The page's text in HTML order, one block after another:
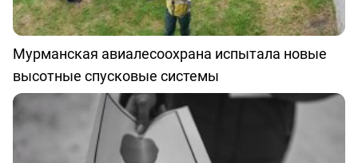
Мурманская авиалесоохрана испытала новые
высотные спусковые системы